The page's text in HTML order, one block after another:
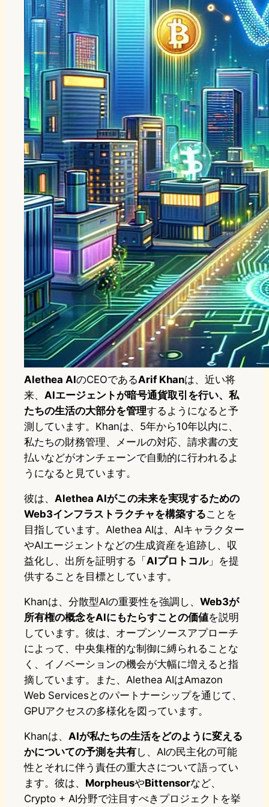
Alethea AIのCEOであるArif Khanは、近い将
来、 AIエージェントが暗号通貨取引を行い、私
たちの生活の大部分を管理するようになると予
測しています。Khanは、5年から10年以内に、
私たちの財務管理、メールの対応、請求書の支
払いなどがオンチェーンで自動的に行われるよ
うになると見ています。
彼は、 Alethea AIがこの未来を実現するための
Web3インフラストラクチャを構築することを
目指しています。Alethea AIは、AIキャラクター
やAIエージェントなどの生成資産を追跡し、収
益化し、出所を証明する「 AIプロトコル」を提
供することを目標としています。
Khanは、分散型AIの重要性を強調し、 Web3が
所有権の概念をAIにもたらすことの価値を説明
しています。彼は、オープンソースアプローチ
によって、中央集権的な制御に縛られることな
く、イノベーションの機会が大幅に増えると指
摘しています。また、Alethea AIはAmazon
Web Servicesとのパートナーシップを通じて、
GPUアクセスの多様化を図っています。
Khanは、 AIが私たちの生活をどのように変える
かについての予測を共有し、AIの民主化の可能
性とそれに伴う責任の重大さについて語ってい
ます。彼は、 MorpheusやBittensorなど、
Crypto + AI分野で注目すべきプロジェクトを挙